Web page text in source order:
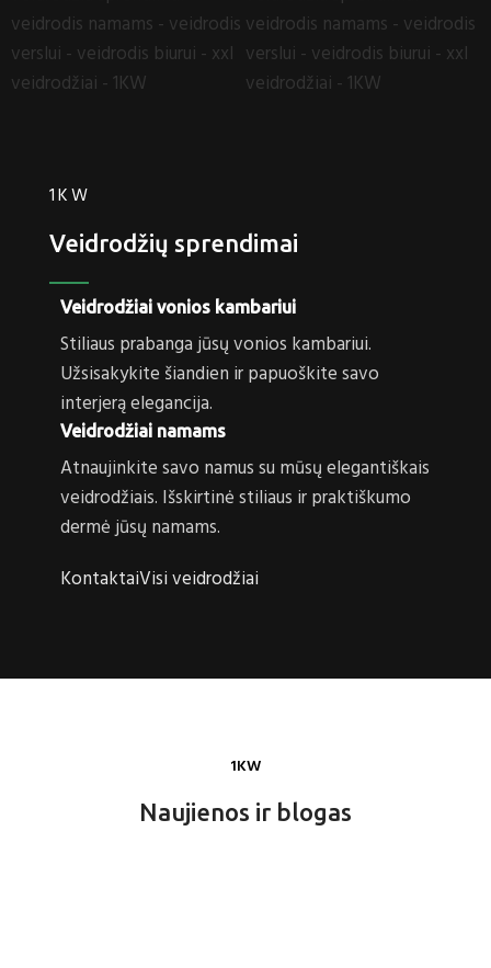
1KW
Veidrodžių sprendimai
Veidrodžiai vonios kambariui
Stiliaus prabanga jūsų vonios kambariui.
Užsisakykite šiandien ir papuoškite savo
interjerą elegancija.
Veidrodžiai namams
Atnaujinkite savo namus su mūsų elegantiškais
veidrodžiais. Išskirtinė stiliaus ir praktiškumo
dermė jūsų namams.
KontaktaiVisi veidrodžiai
1KW
Naujienos ir blogas